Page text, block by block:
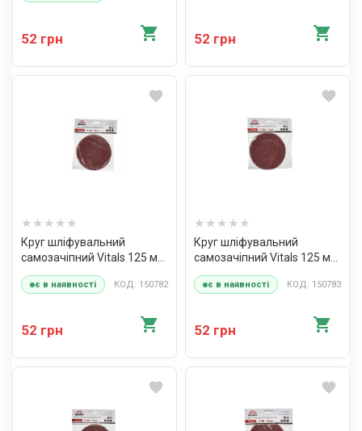
52 грн 52 грн
Круг шліфувальний
самозачіпний Vitals 125 мм
з. 150, 10 шт
є в наявності КОД: 150782
52 грн
Круг шліфувальний
самозачіпний Vitals 125 мм
з. 180, 10 шт
є в наявності КОД: 150783
52 грн